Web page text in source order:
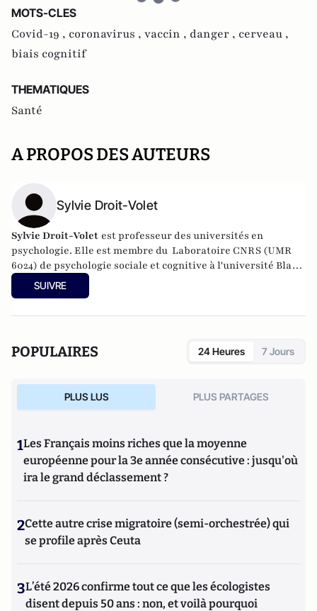
MOTS-CLES
Covid-19 , coronavirus , vaccin , danger , cerveau ,
biais cognitif
THEMATIQUES
Santé
A PROPOS DES AUTEURS
Sylvie Droit-Volet
Sylvie Droit-Volet est professeur des universités en
psychologie. Elle est membre du Laboratoire CNRS (UMR
6024) de psychologie sociale et cognitive à l'université Blaise
Pascal à Clermont-Ferrand où elle dirige une équipe CNRS
"Emotion, affect et cognition
études portent notamment sur les variations des conduites
particulièrement, mais aussi chez les jeunes adultes ou les
personnes âgées.
SUIVRE
POPULAIRES 24 Heures 7 Jours
PLUS LUS PLUS PARTAGES
1Les Français moins riches que la moyenne
européenne pour la 3e année consécutive : jusqu'où
ira le grand déclassement ?
2Cette autre crise migratoire (semi-orchestrée) qui
se profile après Ceuta
3L’été 2026 confirme tout ce que les écologistes
disent depuis 50 ans : non, et voilà pourquoi